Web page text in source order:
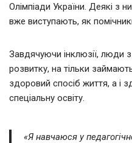
Олімпіади України. Деякі з
вже виступають, як
Завдячуючи інклюзії, люди
розвитку, на тільки
здоровий спосіб життя, а і
спеціальну освіту.
«Я навчаюся у